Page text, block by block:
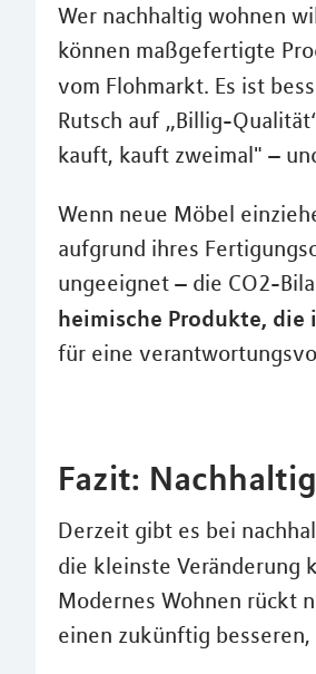
Wer nachhaltig wohnen
können maßgefertigte
vom Flohmarkt. Es ist
Rutsch auf „Billig-
kauft, kauft zweimal" –
Wenn neue Möbel
aufgrund ihres
ungeeignet – die CO2-
heimische Produkte, die
für eine
Fazit:
Derzeit gibt es bei
die kleinste Veränderung
Modernes Wohnen rückt
einen zukünftig